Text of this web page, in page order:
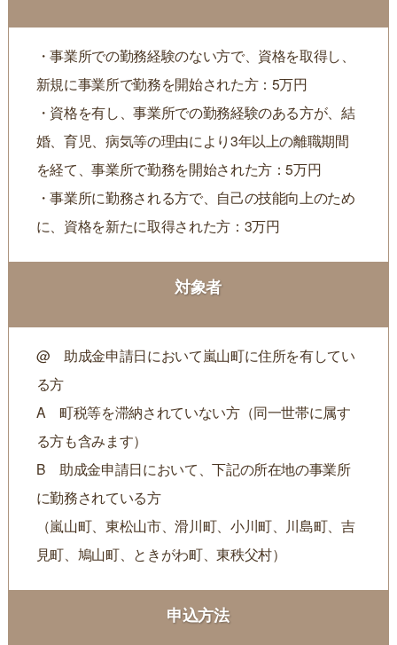
・事業所での勤務経験のない方で、資格を取得し、
新規に事業所で勤務を開始された方：5万円
・資格を有し、事業所での勤務経験のある方が、結
婚、育児、病気等の理由により3年以上の離職期間
を経て、事業所で勤務を開始された方：5万円
・事業所に勤務される方で、自己の技能向上のため
に、資格を新たに取得された方：3万円
対象者
@ 助成金申請日において嵐山町に住所を有してい
る方
A 町税等を滞納されていない方（同一世帯に属す
る方も含みます）
B 助成金申請日において、下記の所在地の事業所
に勤務されている方
（嵐山町、東松山市、滑川町、小川町、川島町、吉
見町、鳩山町、ときがわ町、東秩父村）
申込方法